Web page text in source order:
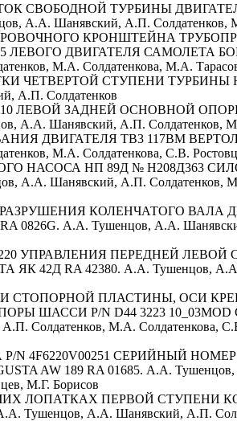
СВОБОДНОЙ ТУРБИНЫ ДВИГАТЕЛЯ
А.А. Шанявский, А.П. Солдатенков,
КРОНШТЕЙНА
ДВИГАТЕЛЯ САМОЛЕТА
М.А. Солдатенкова, М.А.
ЧЕТВЕРТОЙ СТУПЕНИ ТУРБИНЫ
А.П. Солдатенков
ЛЕВОЙ ЗАДНЕЙ ОСНОВНОЙ
А.А. Шанявский, А.П. Солдатенков,
ДВИГАТЕЛЯ ТВ3 117ВМ
М.А. Солдатенкова, С.В.
НАСОСА НП 89Д № Н208Д363
Шанявский, А.П. Солдатенков,
КОЛЕНЧАТОГО ВАЛА
А.А. Тушенцов, А.А.
УПРАВЛЕНИЯ ПЕРЕДНЕЙ
RA 42380. А.А. Тушенцов, А.А.
СТОПОРНОЙ ПЛАСТИНЫ, ОСИ
ШАССИ P/N D44 3223
Солдатенков, М.А. Солдатенкова,
4F6220V00251 СЕРИЙНЫЙ НОМЕР
AW 189 RA 01685. А.А. Тушенцов,
М.Г. Борисов
ЛОПАТКАХ ПЕРВОЙ СТУПЕНИ
А.А. Шанявский, А.П.